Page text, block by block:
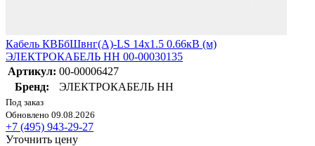
Кабель КВБбШвнг(А)-LS 14х1.5 0.66кВ (м)
ЭЛЕКТРОКАБЕЛЬ НН 00-00030135
Артикул: 00-00006427
Бренд:
ЭЛЕКТРОКАБЕЛЬ НН
Под заказ
Обновлено 09.08.2026
+7 (495) 943-29-27
Уточнить цену